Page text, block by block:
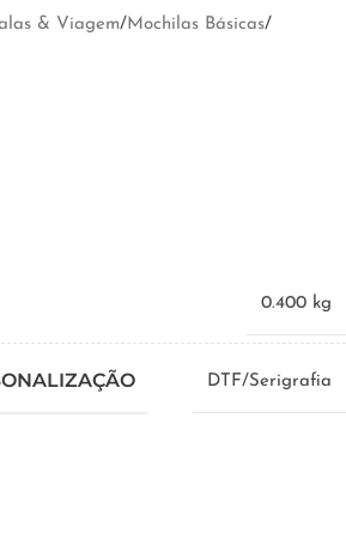
& Viagem/Mochilas Básicas/
0.400 kg
DTF/Serigrafia